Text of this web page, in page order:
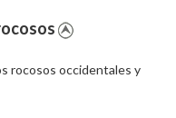
rocosos occidentales y